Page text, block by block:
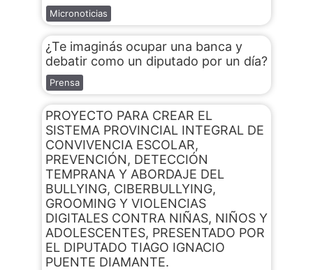
Micronoticias
¿Te imaginás ocupar una banca y
debatir como un diputado por un día?
Prensa
PROYECTO PARA CREAR EL
SISTEMA PROVINCIAL INTEGRAL DE
CONVIVENCIA ESCOLAR,
PREVENCIÓN, DETECCIÓN
TEMPRANA Y ABORDAJE DEL
BULLYING, CIBERBULLYING,
GROOMING Y VIOLENCIAS
DIGITALES CONTRA NIÑAS, NIÑOS Y
ADOLESCENTES, PRESENTADO POR
EL DIPUTADO TIAGO IGNACIO
PUENTE DIAMANTE.